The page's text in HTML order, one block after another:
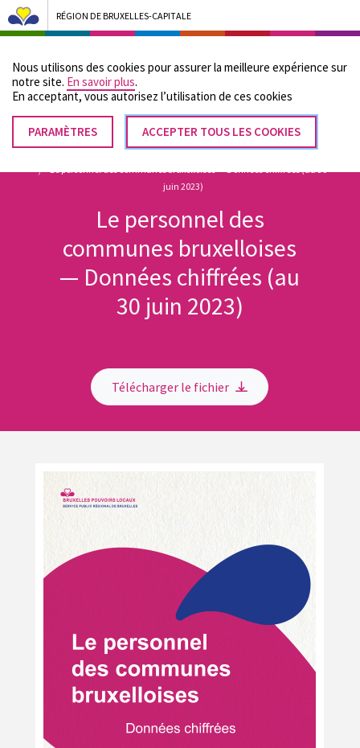
Nous utilisons des cookies pour assurer la meilleure expérience sur
notre site. En savoir plus.
En acceptant, vous autorisez lʼutilisation de ces cookies
PARAMÈTRES ACCEPTER TOUS LES COOKIES
RETIRER
LE
RÉGION DE BRUXELLES-CAPITALE
Bruxelles Pouvoirs Locaux - Aller à la page d'accueil
Menu
Fil
d'Ariane
Accueil
Documents et publications de Bruxelles Pouvoirs Locaux
juin 2023)
Le personnel des
communes bruxelloises
— Données chiffrées (au
30 juin 2023)
Télécharger le fichier